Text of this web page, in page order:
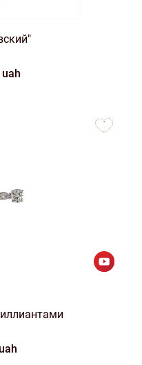
uah
uah
favorites